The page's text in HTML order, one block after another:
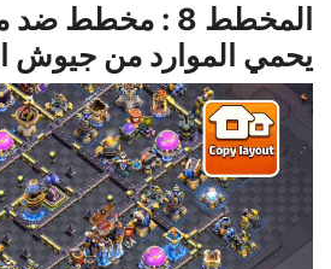
المخطط 8 : مخطط
يحمي الموارد من جيوش